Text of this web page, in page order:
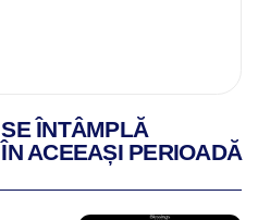
SE ÎNTÂMPLĂ
ÎN ACEEAȘI PERIOADĂ